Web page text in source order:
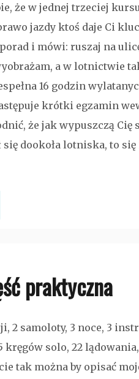
że w jednej trzeciej
jazdy ktoś daje Ci
i mówi: ruszaj na
a w lotnictwie
16 godzin
krótki egzamin
że jak wypuszczą Cię
się dookoła lotniska, to
adminpraktyczna
2 samoloty, 3 noce, 3
kręgów solo, 22
tak można by opisać